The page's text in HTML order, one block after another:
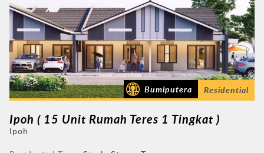
Bumiputera Residential
Ipoh ( 15 Unit Rumah Teres 1 Tingkat )
Ipoh